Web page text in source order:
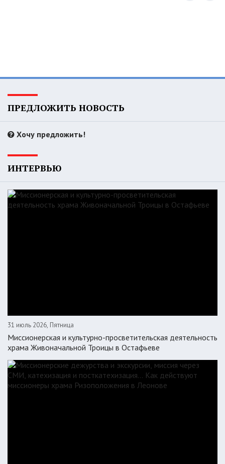
ПРЕДЛОЖИТЬ НОВОСТЬ
Хочу предложить!
ИНТЕРВЬЮ
31 июль 2026, Пятница
Миссионерская и культурно-просветительская деятельность
храма Живоначальной Троицы в Остафьеве